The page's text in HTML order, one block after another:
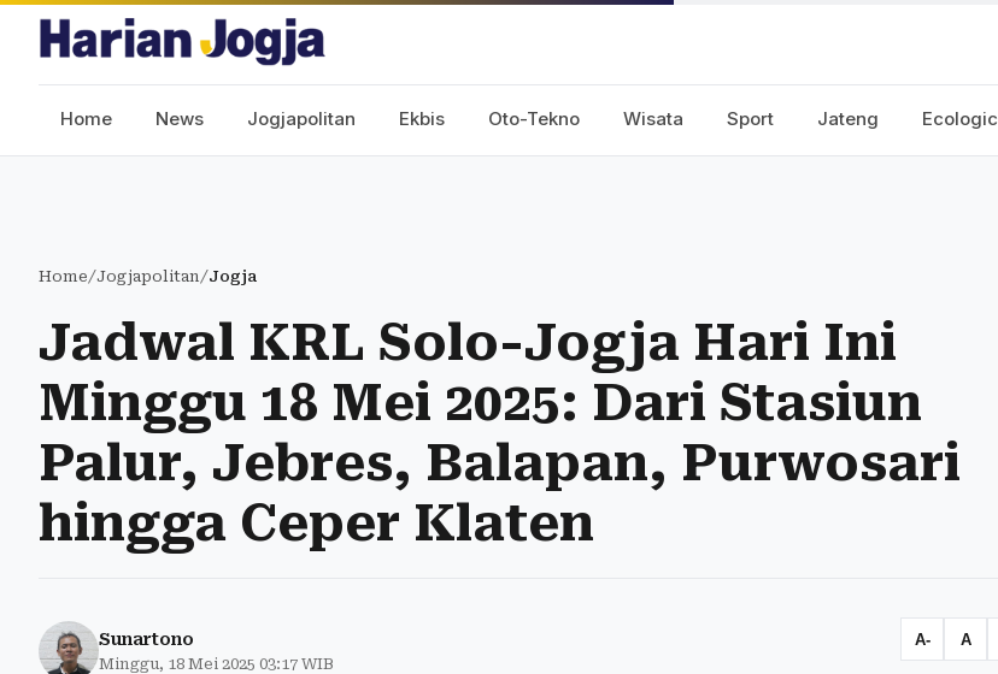
Home News Jogjapolitan Ekbis Oto-Tekno Wisata Sport Jateng Ecologic
Home/Jogjapolitan/Jogja
Jadwal KRL Solo-Jogja Hari Ini
Minggu 18 Mei 2025: Dari Stasiun
Palur, Jebres, Balapan, Purwosari
hingga Ceper Klaten
Sunartono
Minggu, 18 Mei 2025 03:17 WIB
A- A